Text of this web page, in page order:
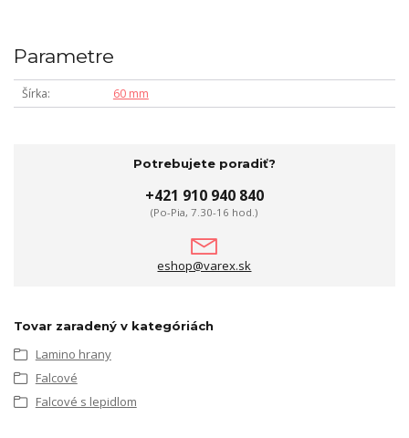
Parametre
Šírka 60 mm
Potrebujete poradiť?
+421 910 940 840
(Po-Pia, 7.30-16 hod.)
eshop@varex.sk
Tovar zaradený v kategóriách
Lamino hrany
Falcové
Falcové s lepidlom